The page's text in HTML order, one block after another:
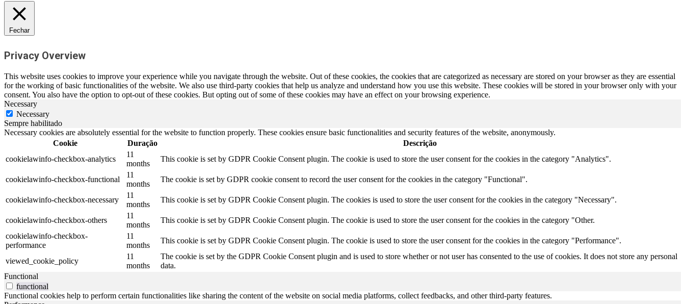
Fechar
Privacy Overview
This website uses cookies to improve your experience while you navigate through the website. Out of these cookies, the cookies that are categorized as necessary are stored on your browser as they are essential
for the working of basic functionalities of the website. We also use third-party cookies that help us analyze and understand how you use this website. These cookies will be stored in your browser only with your
consent. You also have the option to opt-out of these cookies. But opting out of some of these cookies may have an effect on your browsing experience.
Necessary
Necessary
Sempre habilitado
Necessary cookies are absolutely essential for the website to function properly. These cookies ensure basic functionalities and security features of the website, anonymously.
Cookie
Duração
Descrição
cookielawinfo-checkbox-analytics
11
months
This cookie is set by GDPR Cookie Consent plugin. The cookie is used to store the user consent for the cookies in the category "Analytics".
cookielawinfo-checkbox-functional
11
months
The cookie is set by GDPR cookie consent to record the user consent for the cookies in the category "Functional".
cookielawinfo-checkbox-necessary
11
months
This cookie is set by GDPR Cookie Consent plugin. The cookies is used to store the user consent for the cookies in the category "Necessary".
cookielawinfo-checkbox-others
11
months
This cookie is set by GDPR Cookie Consent plugin. The cookie is used to store the user consent for the cookies in the category "Other.
cookielawinfo-checkbox-
performance
11
months
This cookie is set by GDPR Cookie Consent plugin. The cookie is used to store the user consent for the cookies in the category "Performance".
viewed_cookie_policy
11
months
The cookie is set by the GDPR Cookie Consent plugin and is used to store whether or not user has consented to the use of cookies. It does not store any personal
data.
Functional
functional
Functional cookies help to perform certain functionalities like sharing the content of the website on social media platforms, collect feedbacks, and other third-party features.